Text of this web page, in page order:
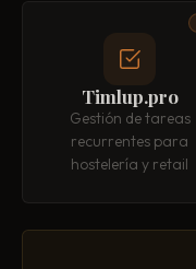
Timlup.pro
Gestión de tareas
recurrentes para
hostelería y retail